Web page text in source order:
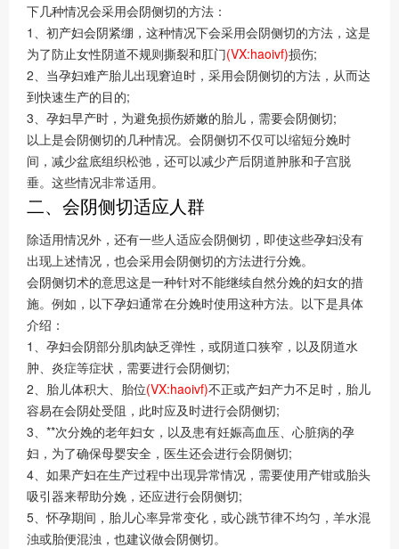
下几种情况会采用会阴侧切的方法：
1、初产妇会阴紧绷，这种情况下会采用会阴侧切的方法，这是
为了防止女性阴道不规则撕裂和肛门(VX:haoivf)损伤;
2、当孕妇难产胎儿出现窘迫时，采用会阴侧切的方法，从而达
到快速生产的目的;
3、孕妇早产时，为避免损伤娇嫩的胎儿，需要会阴侧切;
以上是会阴侧切的几种情况。会阴侧切不仅可以缩短分娩时
间，减少盆底组织松弛，还可以减少产后阴道肿胀和子宫脱
垂。这些情况非常适用。
二、会阴侧切适应人群
除适用情况外，还有一些人适应会阴侧切，即使这些孕妇没有
出现上述情况，也会采用会阴侧切的方法进行分娩。
会阴侧切术的意思这是一种针对不能继续自然分娩的妇女的措
施。例如，以下孕妇通常在分娩时使用这种方法。以下是具体
介绍：
1、孕妇会阴部分肌肉缺乏弹性，或阴道口狭窄，以及阴道水
肿、炎症等症状，需要进行会阴侧切;
2、胎儿体积大、胎位(VX:haoivf)不正或产妇产力不足时，胎儿
容易在会阴处受阻，此时应及时进行会阴侧切;
3、**次分娩的老年妇女，以及患有妊娠高血压、心脏病的孕
妇，为了确保母婴安全，医生还会进行会阴侧切;
4、如果产妇在生产过程中出现异常情况，需要使用产钳或胎头
吸引器来帮助分娩，还应进行会阴侧切;
5、怀孕期间，胎儿心率异常变化，或心跳节律不均匀，羊水混
浊或胎便混浊，也建议做会阴侧切。